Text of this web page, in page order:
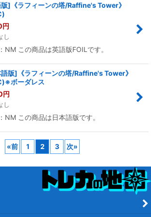
]《ラフィーンの塔/Raffine's Tower》
円
し
NM この商品は英語版FOILです。
版]《ラフィーンの塔/Raffine's Tower》
ボーダレス
円
し
NM この商品は日本語版です。
«前 1 2 3 次»